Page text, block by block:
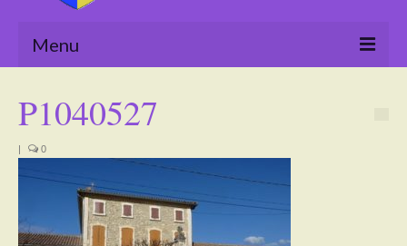
Menu
La Mairie
Tourisme
P1040527
| 0